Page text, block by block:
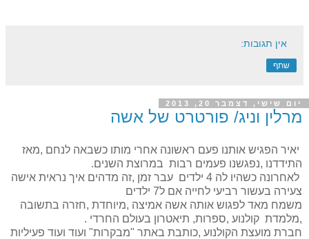
אין תגובות:
שתף
יום שישי, דצמבר 20, 2013
מרלין וניג/ פורטרט של אשה
יאיר הפגיש אותנו פעם ראשונה אחרי מותו כשבאה לנחם ,מאז
התידדנו ,נפגשנו פעמים רבות במרוצת השנים.
לאחרונה כשהיו לה 4 ילדים עבר זמן ,זה מדהים איך נראית אישה
צעירה בעשור רביעי לחייה אם ל7 ילדים
משמח מאד לפגוש אותה אשה אמיצה ,מיוחדת ,חזרה בתשובה
,מלמדת קולנוע ,ספרות, תיאטרון בעולם החרדי .
חברת מועצת הקולנוע ,כותבת באתר "מבקרות" ועוד ועוד פעיליות